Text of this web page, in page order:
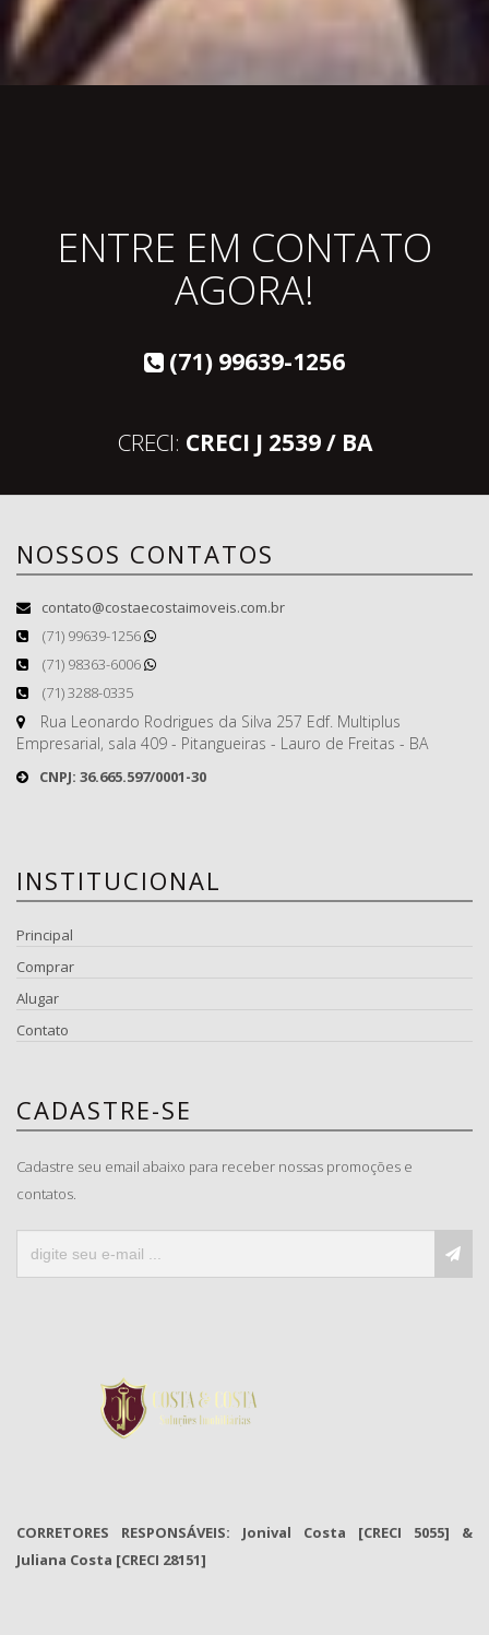
ENTRE EM CONTATO
AGORA!
(71) 99639-1256
CRECI: CRECI J 2539 / BA
NOSSOS CONTATOS
contato@costaecostaimoveis.com.br
(71) 99639-1256
(71) 98363-6006
(71) 3288-0335
Rua Leonardo Rodrigues da Silva 257 Edf. Multiplus
Empresarial, sala 409 - Pitangueiras - Lauro de Freitas - BA
CNPJ: 36.665.597/0001-30
INSTITUCIONAL
Principal
Comprar
Alugar
Contato
CADASTRE-SE
Cadastre seu email abaixo para receber nossas promoções e
contatos.
CORRETORES RESPONSÁVEIS: Jonival Costa [CRECI 5055] &
Juliana Costa [CRECI 28151]